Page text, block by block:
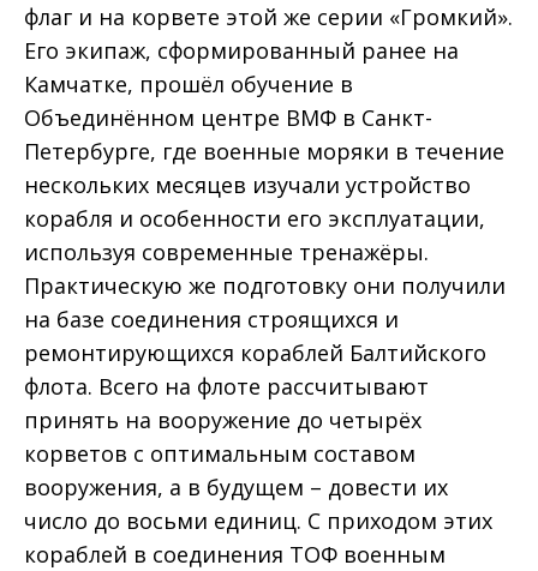
флаг и на корвете этой же серии «Громкий».
Его экипаж, сформированный ранее на
Камчатке, прошёл обучение в
Объединённом центре ВМФ в Санкт-
Петербурге, где военные моряки в течение
нескольких месяцев изучали устройство
корабля и особенности его эксплуатации,
используя современные тренажёры.
Практическую же подготовку они получили
на базе соединения строящихся и
ремонтирующихся кораблей Балтийского
флота. Всего на флоте рассчитывают
принять на вооружение до четырёх
корветов с оптимальным составом
вооружения, а в будущем – довести их
число до восьми единиц. С приходом этих
кораблей в соединения ТОФ военным